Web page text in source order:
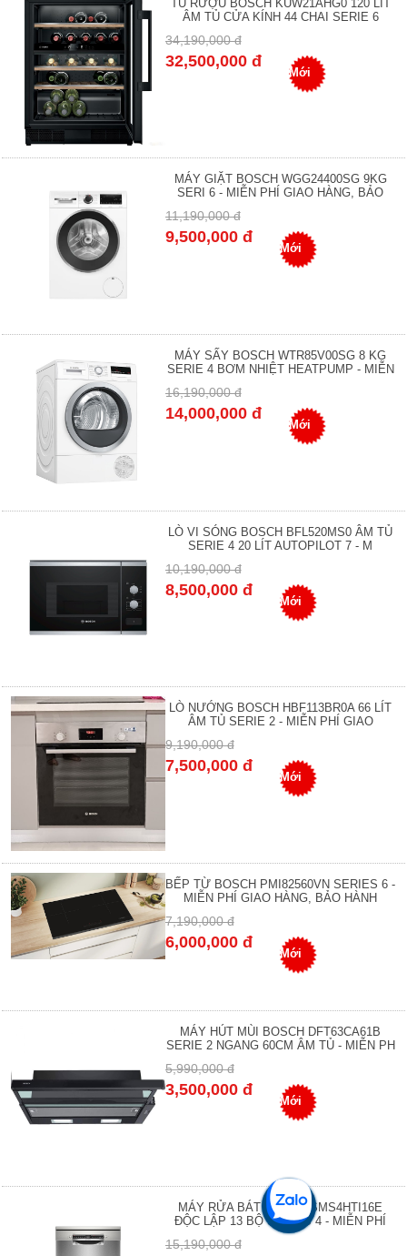
TỦ RƯỢU BOSCH KUW21AHG0 120 LÍT
ÂM TỦ CỬA KÍNH 44 CHAI SERIE 6
34,190,000 đ
32,500,000 đ
Mới
MÁY GIẶT BOSCH WGG24400SG 9KG
SERI 6 - MIỄN PHÍ GIAO HÀNG, BẢO
11,190,000 đ
9,500,000 đ
Mới
MÁY SẤY BOSCH WTR85V00SG 8 KG
SERIE 4 BƠM NHIỆT HEATPUMP - MIỄN
16,190,000 đ
14,000,000 đ
Mới
LÒ VI SÓNG BOSCH BFL520MS0 ÂM TỦ
SERIE 4 20 LÍT AUTOPILOT 7 - M
10,190,000 đ
8,500,000 đ
Mới
LÒ NƯỚNG BOSCH HBF113BR0A 66 LÍT
ÂM TỦ SERIE 2 - MIỄN PHÍ GIAO
9,190,000 đ
7,500,000 đ
Mới
BẾP TỪ BOSCH PMI82560VN SERIES 6 -
MIỄN PHÍ GIAO HÀNG, BẢO HÀNH
7,190,000 đ
6,000,000 đ
Mới
MÁY HÚT MÙI BOSCH DFT63CA61B
SERIE 2 NGANG 60CM ÂM TỦ - MIỄN PH
5,990,000 đ
3,500,000 đ
Mới
MÁY RỬA BÁT BOSCH SMS4HTI16E
ĐỘC LẬP 13 BỘ SERIES 4 - MIỄN PHÍ
15,190,000 đ